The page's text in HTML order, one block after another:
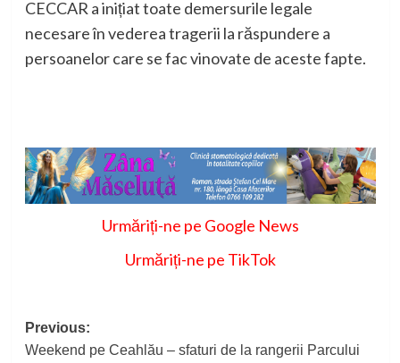
CECCAR a inițiat toate demersurile legale
necesare în vederea tragerii la răspundere a
persoanelor care se fac vinovate de aceste fapte.
Urmăriți-ne pe Google News
Urmăriți-ne pe TikTok
Post
Previous:
Weekend pe Ceahlău – sfaturi de la rangerii Parcului